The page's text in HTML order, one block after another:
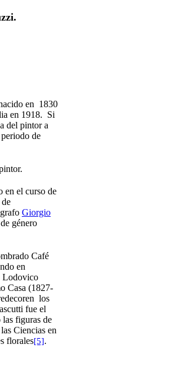
en 1830
en 1918. Si
del pintor a
de
en el curso de
Giorgio
género
Café
en
Lodovico
Casa (1827-
los
fue el
figuras de
Ciencias en
florales[5].